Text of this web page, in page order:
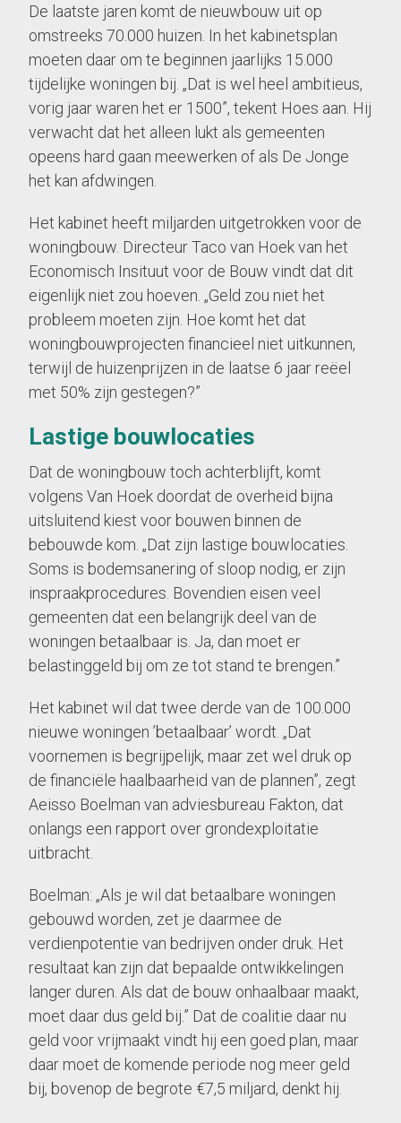
De laatste jaren komt de nieuwbouw uit op
omstreeks 70.000 huizen. In het kabinetsplan
moeten daar om te beginnen jaarlijks 15.000
tijdelijke woningen bij. „Dat is wel heel ambitieus,
vorig jaar waren het er 1500”, tekent Hoes aan. Hij
verwacht dat het alleen lukt als gemeenten
opeens hard gaan meewerken of als De Jonge
het kan afdwingen.
Het kabinet heeft miljarden uitgetrokken voor de
woningbouw. Directeur Taco van Hoek van het
Economisch Insituut voor de Bouw vindt dat dit
eigenlijk niet zou hoeven. „Geld zou niet het
probleem moeten zijn. Hoe komt het dat
woningbouwprojecten financieel niet uitkunnen,
terwijl de huizenprijzen in de laatse 6 jaar reëel
met 50% zijn gestegen?”
Lastige bouwlocaties
Dat de woningbouw toch achterblijft, komt
volgens Van Hoek doordat de overheid bijna
uitsluitend kiest voor bouwen binnen de
bebouwde kom. „Dat zijn lastige bouwlocaties.
Soms is bodemsanering of sloop nodig, er zijn
inspraakprocedures. Bovendien eisen veel
gemeenten dat een belangrijk deel van de
woningen betaalbaar is. Ja, dan moet er
belastinggeld bij om ze tot stand te brengen.”
Het kabinet wil dat twee derde van de 100.000
nieuwe woningen ’betaalbaar’ wordt. „Dat
voornemen is begrijpelijk, maar zet wel druk op
de financiële haalbaarheid van de plannen”, zegt
Aeisso Boelman van adviesbureau Fakton, dat
onlangs een rapport over grondexploitatie
uitbracht.
Boelman: „Als je wil dat betaalbare woningen
gebouwd worden, zet je daarmee de
verdienpotentie van bedrijven onder druk. Het
resultaat kan zijn dat bepaalde ontwikkelingen
langer duren. Als dat de bouw onhaalbaar maakt,
moet daar dus geld bij.” Dat de coalitie daar nu
geld voor vrijmaakt vindt hij een goed plan, maar
daar moet de komende periode nog meer geld
bij, bovenop de begrote €7,5 miljard, denkt hij.